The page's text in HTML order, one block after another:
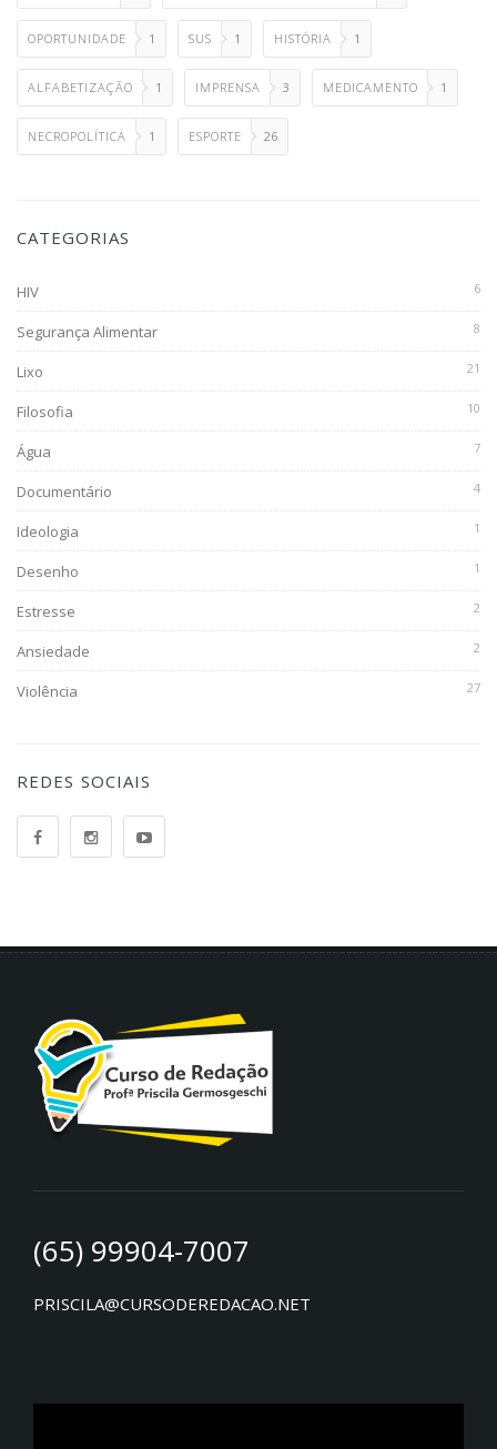
OPORTUNIDADE 1 SUS 1 HISTÓRIA 1
ALFABETIZAÇÃO 1 IMPRENSA 3 MEDICAMENTO 1
NECROPOLÍTICA 1 ESPORTE 26
CATEGORIAS
HIV 6
Segurança Alimentar 8
Lixo 21
Filosofia 10
Água 7
Documentário 4
Ideologia 1
Desenho 1
Estresse 2
Ansiedade 2
Violência 27
REDES SOCIAIS
(65) 99904-7007
PRISCILA@CURSODEREDACAO.NET